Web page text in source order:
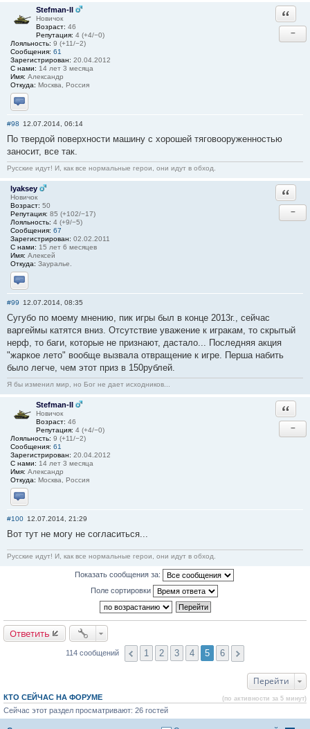
Stefman-II
Новичок
Возраст: 46
Репутация: 4 (+4/−0)
Лояльность: 9 (+11/−2)
Сообщения: 61
Зарегистрирован: 20.04.2012
С нами: 14 лет 3 месяца
Имя: Александр
Откуда: Москва, Россия
Отправить личное сообщение
−
#98 12.07.2014, 06:14
По твердой поверхности машину с хорошей тяговооруженностью
заносит, все так.
Русские идут! И, как все нормальные герои, они идут в обход.
lyaksey
Новичок
Возраст: 50
Репутация: 85 (+102/−17)
Лояльность: 4 (+9/−5)
Сообщения: 67
Зарегистрирован: 02.02.2011
С нами: 15 лет 6 месяцев
Имя: Алексей
Откуда: Зауралье.
Отправить личное сообщение
−
#99 12.07.2014, 08:35
Сугубо по моему мнению, пик игры был в конце 2013г., сейчас
варгеймы катятся вниз. Отсутствие уважение к игракам, то скрытый
нерф, то баги, которые не признают, дастало... Последняя акция
"жаркое лето" вообще вызвала отвращение к игре. Перша набить
было легче, чем этот приз в 150рублей.
Я бы изменил мир, но Бог не дает исходников...
Stefman-II
Новичок
Возраст: 46
Репутация: 4 (+4/−0)
Лояльность: 9 (+11/−2)
Сообщения: 61
Зарегистрирован: 20.04.2012
С нами: 14 лет 3 месяца
Имя: Александр
Откуда: Москва, Россия
Отправить личное сообщение
−
#100 12.07.2014, 21:29
Вот тут не могу не согласиться...
Русские идут! И, как все нормальные герои, они идут в обход.
Показать сообщения за:
Поле сортировки
Ответить
114 сообщений 1 2 3 4 5 6
Перейти
КТО СЕЙЧАС НА ФОРУМЕ (по активности за 5 минут)
Сейчас этот раздел просматривают: 26 гостей